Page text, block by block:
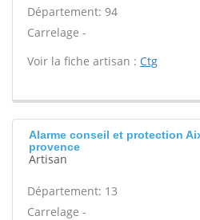
Département: 94
Carrelage -
Voir la fiche artisan : Ctg
Alarme conseil et protection
provence
Artisan
Département: 13
Carrelage -